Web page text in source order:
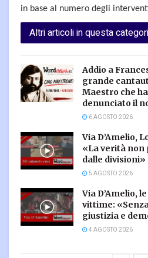
in base al numero degli
Altri articoli in questa
Addio a
grande
Maestro che
denunciato il
6 AGOSTO 2026
Via D’Amelio,
«La verità non
dalle divisioni»
5 AGOSTO 2026
Via D’Amelio,
vittime:
giustizia e
4 AGOSTO 2026